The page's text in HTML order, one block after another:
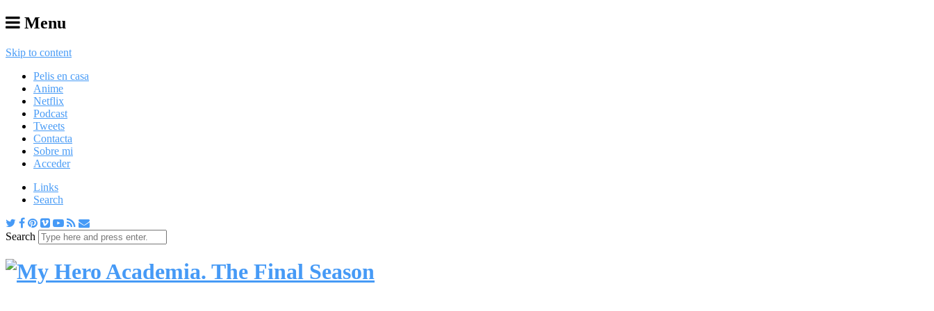
Menu
Skip to content
Pelis en casa
Anime
Netflix
Podcast
Tweets
Contacta
Sobre mi
Acceder
Links
Search
Search